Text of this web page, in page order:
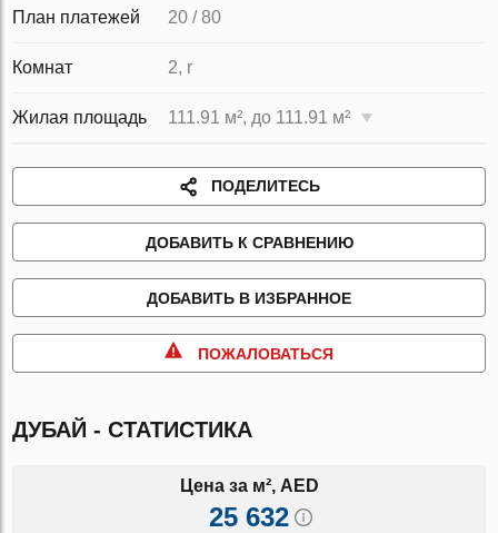
План платежей 20 / 80
Комнат 2, r
Жилая площадь 111.91 м², до 111.91 м²
ПОДЕЛИТЕСЬ
ДОБАВИТЬ К СРАВНЕНИЮ
ДОБАВИТЬ В ИЗБРАННОЕ
ПОЖАЛОВАТЬСЯ
ДУБАЙ - СТАТИСТИКА
Цена за м², AED
25 632